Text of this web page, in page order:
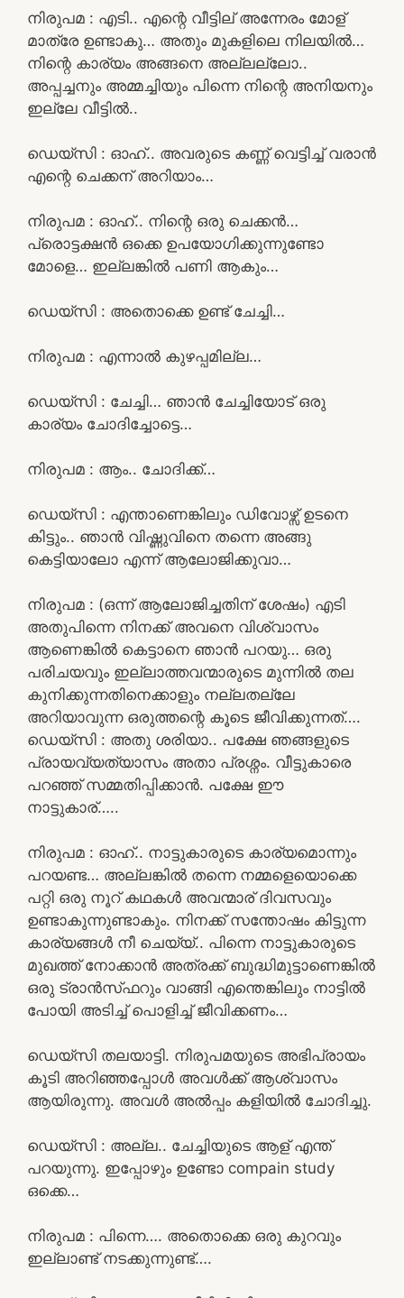
നിരുപമ : എടി.. എന്റെ വീട്ടില് അന്നേരം മോള്
മാത്രേ ഉണ്ടാകു… അതും മുകളിലെ നിലയിൽ…
നിന്റെ കാര്യം അങ്ങനെ അല്ലല്ലോ..
അപ്പച്ചനും അമ്മച്ചിയും പിന്നെ നിന്റെ അനിയനും
ഇല്ലേ വീട്ടിൽ..
ഡെയ്‌സി : ഓഹ്.. അവരുടെ കണ്ണ് വെട്ടിച്ച് വരാൻ
എന്റെ ചെക്കന് അറിയാം…
നിരുപമ : ഓഹ്.. നിന്റെ ഒരു ചെക്കൻ…
പ്രൊട്ടക്ഷൻ ഒക്കെ ഉപയോഗിക്കുന്നുണ്ടോ
മോളെ… ഇല്ലങ്കിൽ പണി ആകും…
ഡെയ്‌സി : അതൊക്കെ ഉണ്ട് ചേച്ചി…
നിരുപമ : എന്നാൽ കുഴപ്പമില്ല…
ഡെയ്‌സി : ചേച്ചി… ഞാൻ ചേച്ചിയോട് ഒരു
കാര്യം ചോദിച്ചോട്ടെ…
നിരുപമ : ആം.. ചോദിക്ക്…
ഡെയ്‌സി : എന്താണെങ്കിലും ഡിവോഴ്സ് ഉടനെ
കിട്ടും.. ഞാൻ വിഷ്ണുവിനെ തന്നെ അങ്ങു
കെട്ടിയാലോ എന്ന് ആലോജിക്കുവാ…
നിരുപമ : (ഒന്ന് ആലോജിച്ചതിന് ശേഷം) എടി
അതുപിന്നെ നിനക്ക് അവനെ വിശ്വാസം
ആണെങ്കിൽ കെട്ടാനെ ഞാൻ പറയു… ഒരു
പരിചയവും ഇല്ലാത്തവന്മാരുടെ മുന്നിൽ തല
കുനിക്കുന്നതിനെക്കാളും നല്ലതല്ലേ
അറിയാവുന്ന ഒരുത്തന്റെ കൂടെ ജീവിക്കുന്നത്….
ഡെയ്‌സി : അതു ശരിയാ.. പക്ഷേ ഞങ്ങളുടെ
പ്രായവ്യത്യാസം അതാ പ്രശ്നം. വീട്ടുകാരെ
പറഞ്ഞ് സമ്മതിപ്പിക്കാൻ. പക്ഷേ ഈ
നാട്ടുകാര്…..
നിരുപമ : ഓഹ്.. നാട്ടുകാരുടെ കാര്യമൊന്നും
പറയണ്ട… അല്ലങ്കിൽ തന്നെ നമ്മളെയൊക്കെ
പറ്റി ഒരു നൂറ് കഥകൾ അവന്മാര് ദിവസവും
ഉണ്ടാകുന്നുണ്ടാകും. നിനക്ക് സന്തോഷം കിട്ടുന്ന
കാര്യങ്ങൾ നീ ചെയ്യ്.. പിന്നെ നാട്ടുകാരുടെ
മുഖത്ത് നോക്കാൻ അത്രക്ക് ബുദ്ധിമുട്ടാണെങ്കിൽ
ഒരു ട്രാൻസ്‌ഫറും വാങ്ങി എന്തെങ്കിലും നാട്ടിൽ
പോയി അടിച്ച് പൊളിച്ച് ജീവിക്കണം…
ഡെയ്‌സി തലയാട്ടി. നിരുപമയുടെ അഭിപ്രായം
കൂടി അറിഞ്ഞപ്പോൾ അവൾക്ക് ആശ്വാസം
ആയിരുന്നു. അവൾ അൽപ്പം കളിയിൽ ചോദിച്ചു.
ഡെയ്‌സി : അല്ല.. ചേച്ചിയുടെ ആള് എന്ത്
പറയുന്നു. ഇപ്പോഴും ഉണ്ടോ compain study
ഒക്കെ…
നിരുപമ : പിന്നെ…. അതൊക്കെ ഒരു കുറവും
ഇല്ലാണ്ട് നടക്കുന്നുണ്ട്….